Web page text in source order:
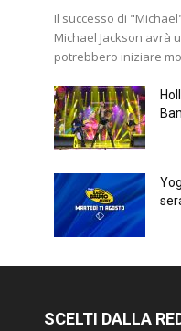
Il successo di
Michael Jackson avrà
potrebbero iniziare
SCELTI DALLA